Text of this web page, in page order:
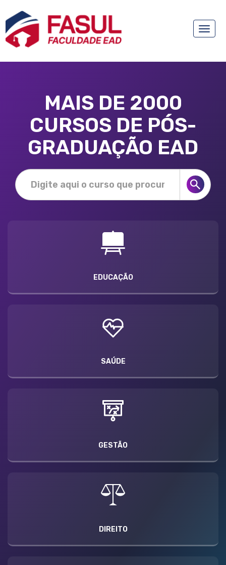
Toggle
MAIS DE 2000
CURSOS DE PÓS-
GRADUAÇÃO EAD
EDUCAÇÃO
SAÚDE
GESTÃO
DIREITO